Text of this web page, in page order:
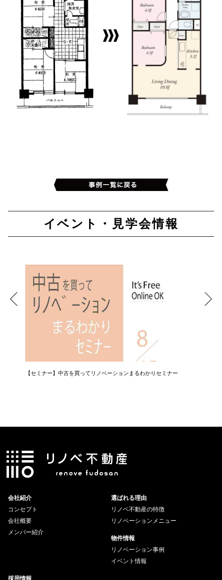
イベント・見学会情報
【セミナー】中古を買ってリノベーションまるわかりセミナー
会社紹介
コンセプト
会社概要
メンバー紹介
選ばれる理由
リノベ不動産の特徴
リノベーションメニュー
物件情報
リノベーション事例
イベント情報
採用情報